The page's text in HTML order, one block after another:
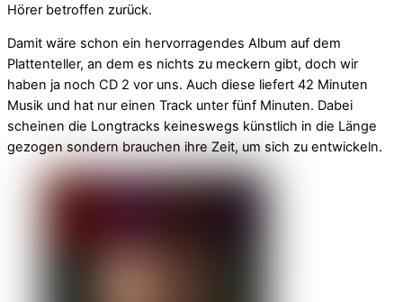
Hörer betroffen zurück.
Damit wäre schon ein hervorragendes Album auf dem
Plattenteller, an dem es nichts zu meckern gibt, doch wir
haben ja noch CD 2 vor uns. Auch diese liefert 42 Minuten
Musik und hat nur einen Track unter fünf Minuten. Dabei
scheinen die Longtracks keineswegs künstlich in die Länge
gezogen sondern brauchen ihre Zeit, um sich zu entwickeln.